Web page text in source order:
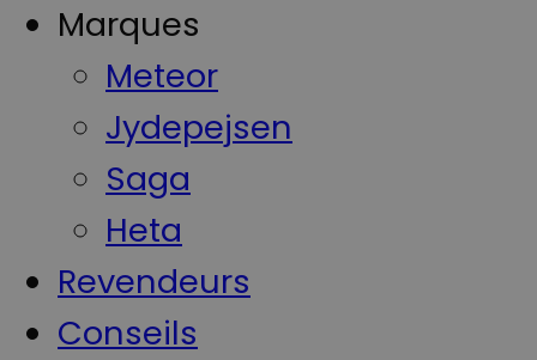
Marques
Meteor
Jydepejsen
Saga
Heta
Revendeurs
Conseils